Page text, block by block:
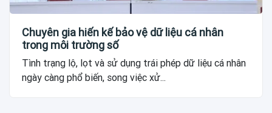
Chuyên gia hiến kế bảo vệ dữ liệu cá nhân
trong môi trường số
Tình trạng lộ, lọt và sử dụng trái phép dữ liệu cá nhân
ngày càng phổ biến, song việc xử...